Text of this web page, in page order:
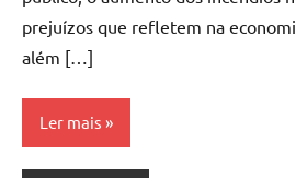
prejuízos que refletem na
além […]
Ler mais